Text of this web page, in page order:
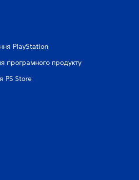
PlayStation
програмного продукту
PS Store